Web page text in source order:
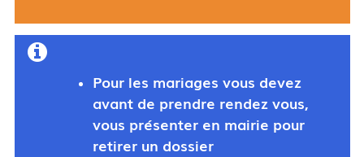
Pour les mariages vous devez
avantde prendre rendez vous,
vous présenter en mairie pour
retirer un dossier